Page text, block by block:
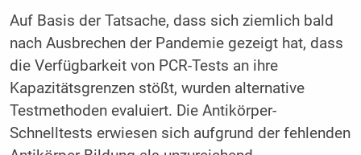
Auf Basis der Tatsache, dass sich ziemlich bald
nach Ausbrechen der Pandemie gezeigt hat, dass
die Verfügbarkeit von PCR-Tests an ihre
Kapazitätsgrenzen stößt, wurden alternative
Testmethoden evaluiert. Die Antikörper-
Schnelltests erwiesen sich aufgrund der fehlenden